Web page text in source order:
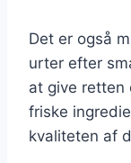
Det er også
urter efter
at give retten
friske
kvaliteten af